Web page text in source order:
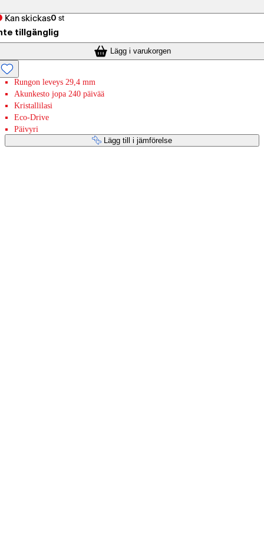
Kan skickas0 st
tillgänglig
Lägg i varukorgen
Rungon leveys 29,4 mm
Akunkesto jopa 240 päivää
Kristallilasi
Eco-Drive
Päivyri
Lägg till i jämförelse